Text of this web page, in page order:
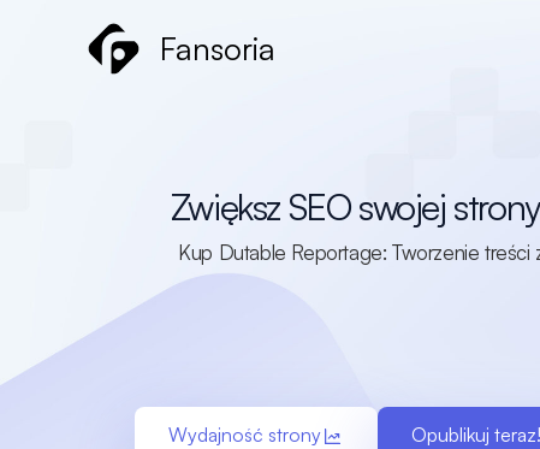
Fansoria
Zwiększ SEO swojej
Kup Dutable Reportage: Tworzenie treści
Wydajność strony
Opublikuj teraz!